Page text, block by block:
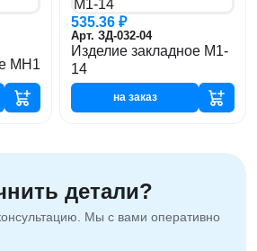
МН1
535.36 ₽
Арт. ЗД-032-04
Изделие закладное М1-
14
на заказ
детали?
Мы с вами оперативно